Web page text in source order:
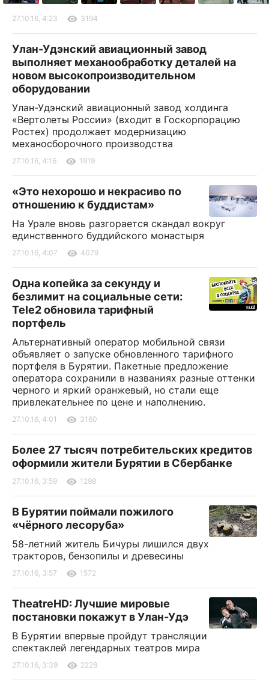
27.10.16, 4:23 3194
Улан-Удэнский авиационный завод
выполняет механообработку деталей на
новом высокопроизводительном
оборудовании
Улан-Удэнский авиационный завод холдинга
«Вертолеты России» (входит в Госкорпорацию
Ростех) продолжает модернизацию
механосборочного производства
27.10.16, 4:16 1919
«Это нехорошо и некрасиво по
отношению к буддистам»
На Урале вновь разгорается скандал вокруг
единственного буддийского монастыря
27.10.16, 4:07 4079
Одна копейка за секунду и
безлимит на социальные сети:
Tele2 обновила тарифный
портфель
Альтернативный оператор мобильной связи
объявляет о запуске обновленного тарифного
портфеля в Бурятии. Пакетные предложение
оператора сохранили в названиях разные оттенки
черного и яркий оранжевый, но стали еще
привлекательнее по цене и наполнению.
27.10.16, 4:01 3160
Более 27 тысяч потребительских кредитов
оформили жители Бурятии в Сбербанке
27.10.16, 3:59 1298
В Бурятии поймали пожилого
«чёрного лесоруба»
58-летний житель Бичуры лишился двух
тракторов, бензопилы и древесины
27.10.16, 3:57 1572
TheatreHD: Лучшие мировые
постановки покажут в Улан-Удэ
В Бурятии впервые пройдут трансляции
спектаклей легендарных театров мира
27.10.16, 3:39 2228